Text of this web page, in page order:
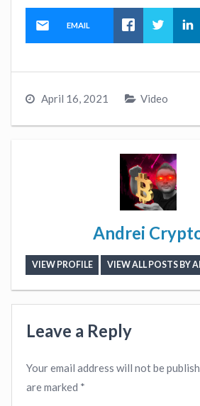
EMAIL
April 16, 2021 Video
Andrei
VIEW PROFILE VIEW ALL POSTS BY
Leave a Reply
Your email address will not be
are marked *